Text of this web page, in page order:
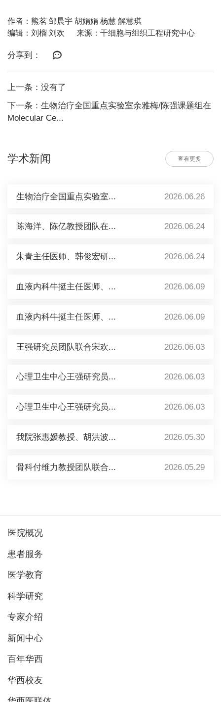
作者：熊茗 邹晨宇 胡娟娟 杨慧 解慧琪
编辑：刘榴 刘欢
来源：干细胞与组织工程研究中心
分享到：
上一条：没有了
下一条：生物治疗全国重点实验室余雅梅/陈强课题组在
Molecular Ce...
学术新闻 查看更多
生物治疗全国重点实验室... 2026.06.26
陈海洋、陈亿教授团队在... 2026.06.24
朱青主任医师、韩俊宏研... 2026.06.24
血液内科牛挺主任医师、... 2026.06.09
血液内科牛挺主任医师、... 2026.06.09
王强研究员团队联合宋欢... 2026.06.03
心理卫生中心王强研究员... 2026.06.03
心理卫生中心王强研究员... 2026.06.03
我院张惠媛教授、胡洪波... 2026.05.30
骨科付维力教授团队联合... 2026.05.29
医院概况
患者服务
医学教育
科学研究
专家介绍
新闻中心
百年华西
华西校友